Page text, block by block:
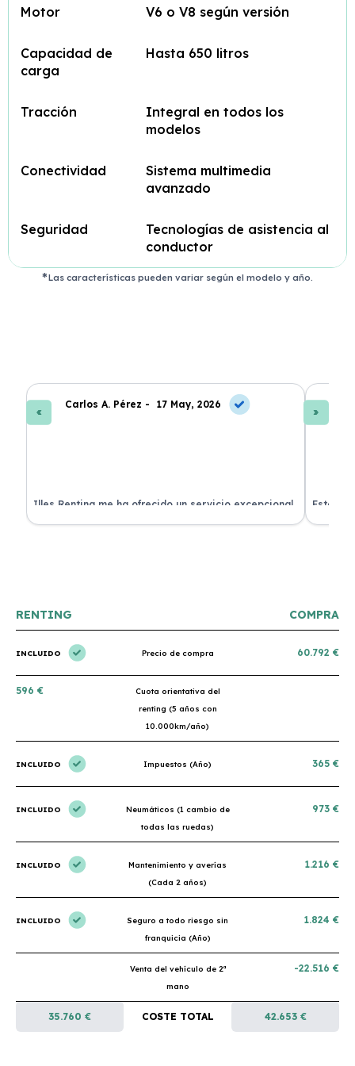
Motor V6 o V8 según versión
Capacidad de
carga
Hasta 650 litros
Tracción
Integral en todos los
modelos
Conectividad
Sistema multimedia
avanzado
Seguridad
Tecnologías de asistencia al
conductor
Las características pueden variar según el modelo y año.
Carlos A. Pérez - 17 May, 2026
Illes Renting me ha ofrecido un servicio excepcional.
Su atención al cliente es muy buena y el coche llegó
Estoy
nuevo y
RENTING COMPRA
INCLUIDO Precio de compra 60.792 €
596 €
Cuota orientativa del
renting (5 años con
10.000km/año)
INCLUIDO Impuestos (Año) 365 €
INCLUIDO
Neumáticos (1 cambio de
todas las ruedas)
973 €
INCLUIDO
Mantenimiento y averías
(Cada 2 años)
1.216 €
INCLUIDO
Seguro a todo riesgo sin
franquicia (Año)
1.824 €
Venta del vehículo de 2ª
mano
-22.516 €
35.760 € COSTE TOTAL 42.653 €